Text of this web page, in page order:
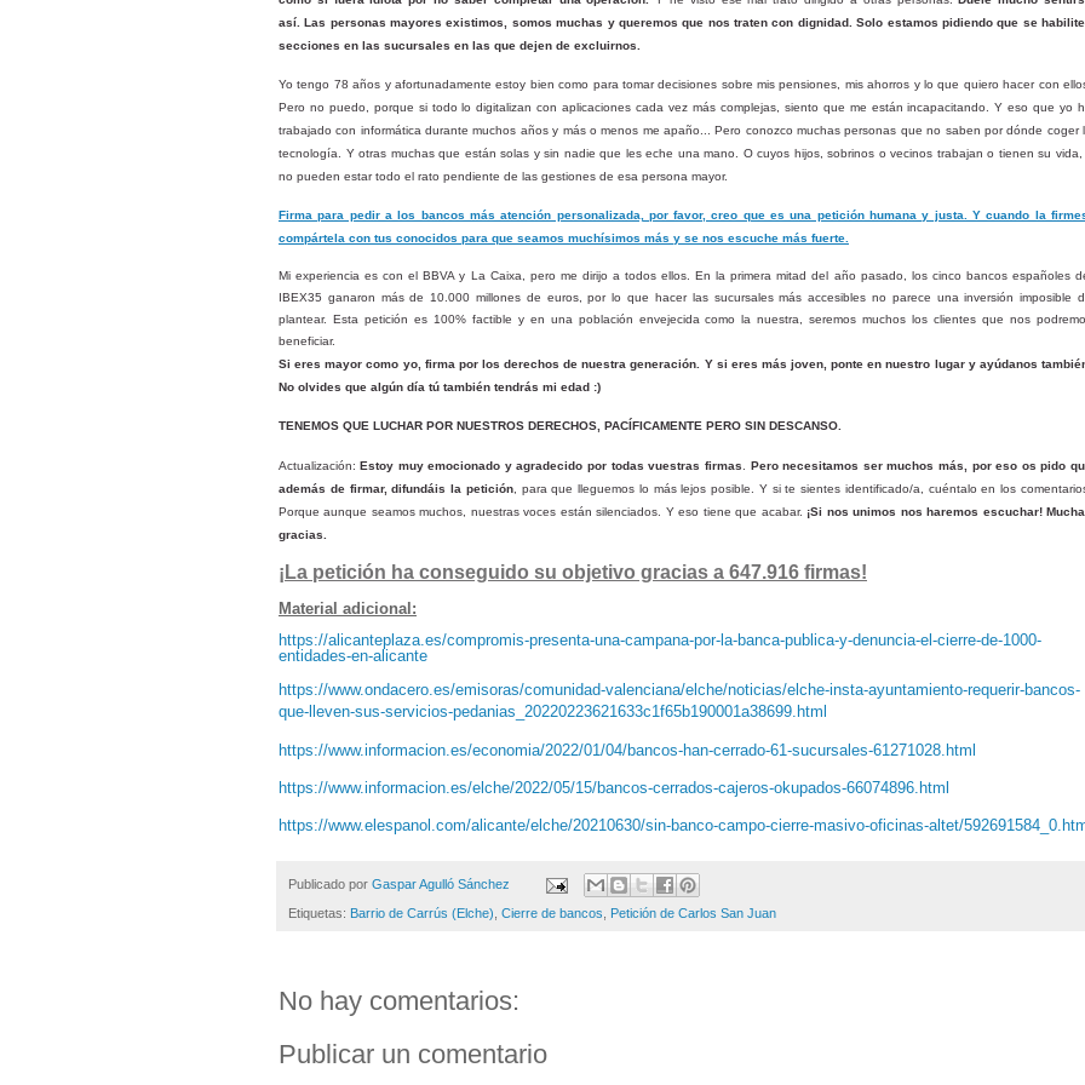
así. Las personas mayores existimos, somos muchas y queremos que nos traten con dignidad. Solo estamos pidiendo que se
secciones en las sucursales en las que dejen de excluirnos.
Yo tengo 78 años y afortunadamente estoy bien como para tomar decisiones sobre mis pensiones, mis ahorros y lo que quiero hacer con
Pero no puedo, porque si todo lo digitalizan con aplicaciones cada vez más complejas, siento que me están incapacitando. Y eso que yo
trabajado con informática durante muchos años y más o menos me apaño... Pero conozco muchas personas que no saben por dónde coger
tecnología. Y otras muchas que están solas y sin nadie que les eche una mano. O cuyos hijos, sobrinos o vecinos trabajan o tienen su vida,
no pueden estar todo el rato pendiente de las gestiones de esa persona mayor.
Firma para pedir a los bancos más atención personalizada, por favor, creo que es una petición humana y justa. Y cuando la
compártela con tus conocidos para que seamos muchísimos más y se nos escuche más fuerte.
Mi experiencia es con el BBVA y La Caixa, pero me dirijo a todos ellos. En la primera mitad del año pasado, los cinco bancos españoles
IBEX35 ganaron más de 10.000 millones de euros, por lo que hacer las sucursales más accesibles no parece una inversión imposible
plantear. Esta petición es 100% factible y en una población envejecida como la nuestra, seremos muchos los clientes que nos
beneficiar.
Si eres mayor como yo, firma por los derechos de nuestra generación. Y si eres más joven, ponte en nuestro lugar y ayúdanos
No olvides que algún día tú también tendrás mi edad :)
TENEMOS QUE LUCHAR POR NUESTROS DERECHOS, PACÍFICAMENTE PERO SIN DESCANSO.
Actualización: Estoy muy emocionado y agradecido por todas vuestras firmas
Pero necesitamos ser muchos más, por eso os pido
además de firmar, difundáis la petición, para que lleguemos lo más lejos posible. Y si te sientes identificado/a, cuéntalo en los
Porque aunque seamos muchos, nuestras voces están silenciados. Y eso tiene que acabar. ¡Si nos unimos nos haremos escuchar!
gracias.
¡La petición ha conseguido su objetivo gracias a 647.916 firmas!
Material adicional:
https://alicanteplaza.es/compromis-presenta-una-campana-por-la-banca-publica-y-denuncia-el-cierre-de-1000-
entidades-en-alicante
https://www.ondacero.es/emisoras/comunidad-valenciana/elche/noticias/elche-insta-ayuntamiento-requerir-bancos-
que-lleven-sus-servicios-pedanias_20220223621633c1f65b190001a38699.html
https://www.informacion.es/economia/2022/01/04/bancos-han-cerrado-61-sucursales-61271028.html
https://www.informacion.es/elche/2022/05/15/bancos-cerrados-cajeros-okupados-66074896.html
https://www.elespanol.com/alicante/elche/20210630/sin-banco-campo-cierre-masivo-oficinas-altet/
Publicado por Gaspar Agulló Sánchez
Etiquetas: Barrio de Carrús (Elche) Cierre de bancos Petición de Carlos San Juan
No hay comentarios:
Publicar un comentario